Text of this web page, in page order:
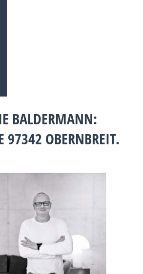
BALDERMANN:
97342 OBERNBREIT.